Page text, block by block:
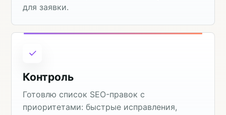
для заявки.
Контроль
Готовлю список SEO-правок с
приоритетами: быстрые исправления,